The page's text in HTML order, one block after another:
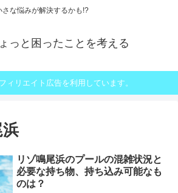
さな悩みが解決するかも!?
っと困ったことを考える
ィリエイト広告を利用しています。
浜
リゾ鳴尾浜のプールの混雑状況と
必要な持ち物、持ち込み可能なも
のは？